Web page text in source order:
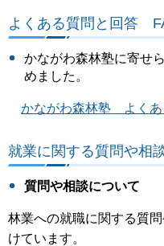
よくある質問と回答
かながわ森林塾に寄せ
めました。
かながわ森林塾 よくあ
就業に関する質問や相
質問や相談について
林業への就職に関する質
けています。